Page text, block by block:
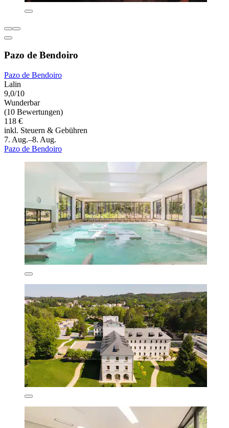
Pazo de Bendoiro
Pazo de Bendoiro
Lalin
9,0/10
Wunderbar
(10 Bewertungen)
118 €
inkl. Steuern & Gebühren
7. Aug.–8. Aug.
Pazo de Bendoiro